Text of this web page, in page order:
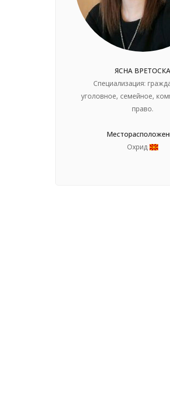
ЯСНА ВРЕТОСКА
Специализация:
уголовное, семейное,
право.
Охрид